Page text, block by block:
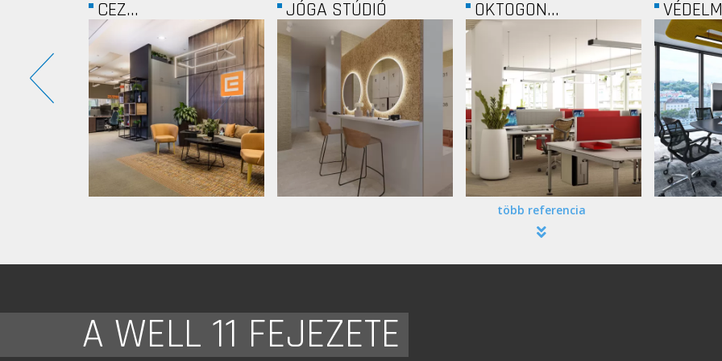
JÓGA STÚDIÓ OKTOGON... VÉDELMI CONF...
több referencia
A WELL 11 FEJEZETE